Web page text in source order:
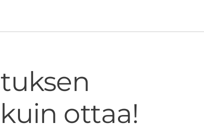
ottaa!